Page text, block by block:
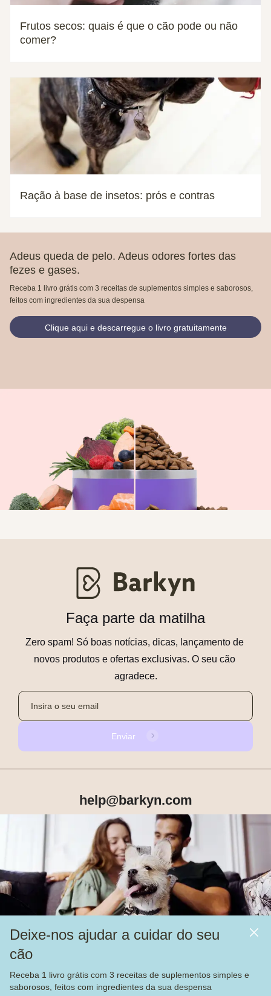
Frutos secos: quais é que o cão pode ou não
comer?
Ração à base de insetos: prós e contras
Adeus queda de pelo. Adeus odores fortes das
fezes e gases.
Receba 1 livro grátis com 3 receitas de suplementos simples e saborosos,
feitos com ingredientes da sua despensa
Clique aqui e descarregue o livro gratuitamente
Deixe-nos ajudar a cuidar do seu
cão
Receba 1 livro grátis com 3 receitas de suplementos simples e
saborosos, feitos com ingredientes da sua despensa
Faça parte da matilha
Zero spam! Só boas notícias, dicas, lançamento de
novos produtos e ofertas exclusivas. O seu cão
agradece.
Enviar
help@barkyn.com
Produtos
Mais
Alimentação
Veja nossas4.000 avaliações no